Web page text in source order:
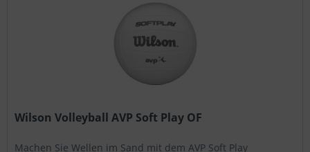
Wilson Volleyball AVP Soft Play OF
Machen Sie Wellen im Sand mit dem AVP Soft Play